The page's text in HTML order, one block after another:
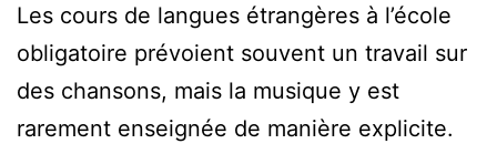
Les cours de langues étrangères à l’école
obligatoire prévoient souvent un travail sur
des chansons, mais la musique y est
rarement enseignée de manière explicite.